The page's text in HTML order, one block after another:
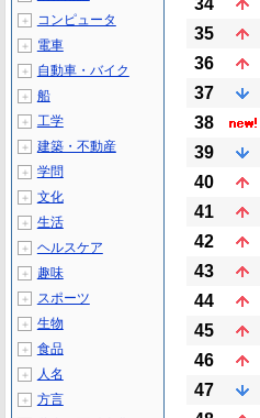
34
35
36
37
38
39
40
41
42
43
44
45
46
47
＋ コンピュータ
＋ 電車
＋ 自動車・バイク
＋ 船
＋ 工学
＋ 建築・不動産
＋ 学問
＋ 文化
＋ 生活
＋ ヘルスケア
＋ 趣味
＋ スポーツ
＋ 生物
＋ 食品
＋ 人名
＋ 方言